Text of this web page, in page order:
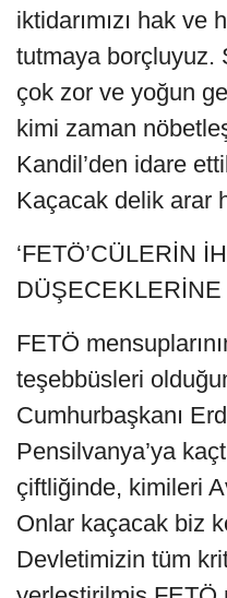
iktidarımızı hak ve
tutmaya borçluyuz.
çok zor ve yoğun
kimi zaman
Kandil’den idare
Kaçacak delik arar
‘FETÖ’CÜLERİN
DÜŞECEKLERİNE
FETÖ
teşebbüsleri
Cumhurbaşkanı
Pensilvanya’ya
çiftliğinde, kimileri
Onlar kaçacak biz
Devletimizin tüm